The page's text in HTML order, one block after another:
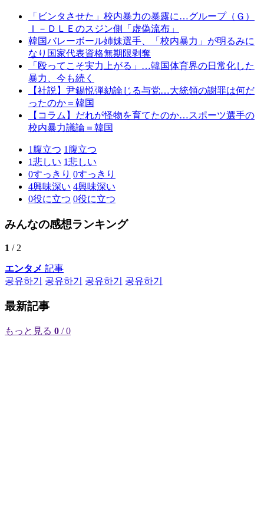
「ビンタさせた」校内暴力の暴露に…グループ（Ｇ）
Ｉ－ＤＬＥのスジン側「虚偽流布」
韓国バレーボール姉妹選手、「校内暴力」が明るみに
なり国家代表資格無期限剥奪
「殴ってこそ実力上がる」…韓国体育界の日常化した
暴力、今も続く
【社説】尹錫悦弾劾論じる与党…大統領の謝罪は何だ
ったのか＝韓国
【コラム】だれが怪物を育てたのか…スポーツ選手の
校内暴力議論＝韓国
1 腹立つ 1 腹立つ
1悲しい 1悲しい
0すっきり 0すっきり
4興味深い 4興味深い
0役に立つ 0役に立つ
みんなの感想ランキング
1 / 2
エンタメ 記事
공유하기
공유하기 공유하기 공유하기
最新記事
もっと見る 0 / 0